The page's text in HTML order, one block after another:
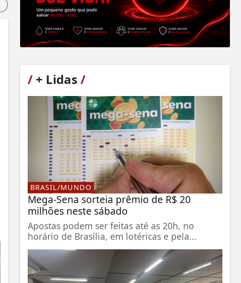
/+ Lidas /
BRASIL/MUNDO
Mega-Sena sorteia prêmio de R$ 20
milhões neste sábado
Apostas podem ser feitas até as 20h, no
horário de Brasília, em lotéricas e pela...